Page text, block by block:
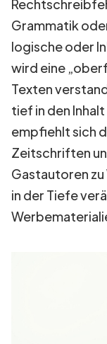
Grammatik
logische oder
wird eine
Texten
tief in den
empfiehlt sich
Zeitschriften
Gastautoren
in der Tiefe